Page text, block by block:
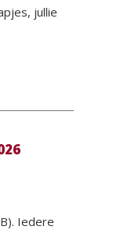
jullie
Iedere